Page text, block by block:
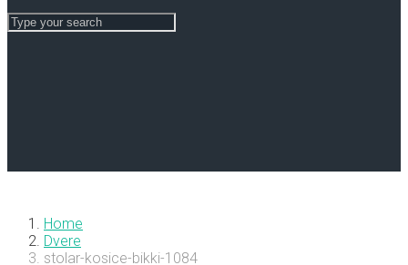
Home
Dvere
stolar-kosice-bikki-1084